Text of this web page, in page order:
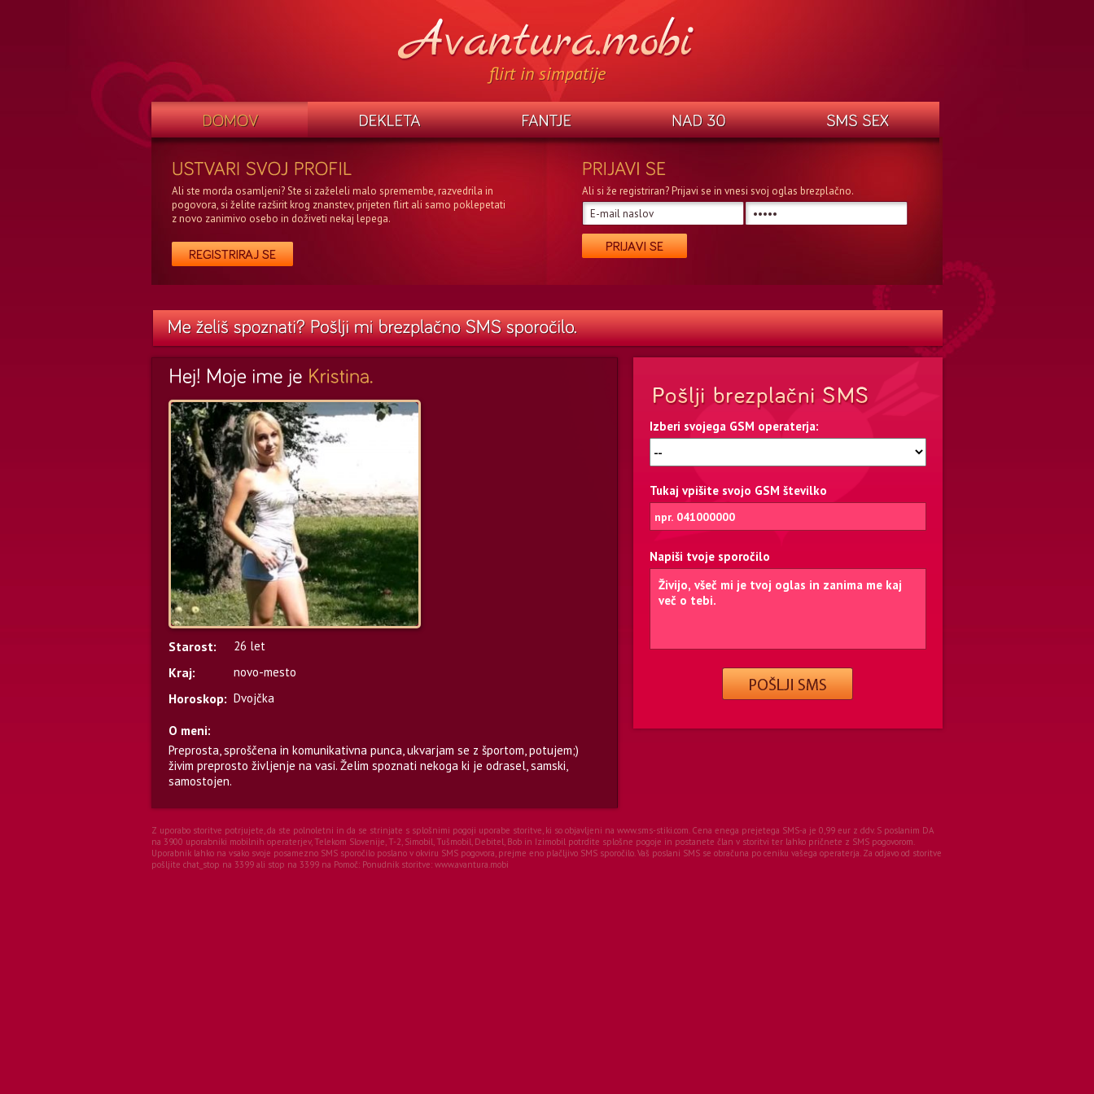
flirt in simpatije
Ali ste morda osamljeni? Ste si zaželeli malo spremembe, razvedrila in
pogovora, si želite razširit krog znanstev, prijeten flirt ali samo poklepetati
z novo zanimivo osebo in doživeti nekaj lepega.
Ali si že registriran? Prijavi se in vnesi svoj oglas brezplačno.
Starost: 26 let
Kraj: novo-mesto
Horoskop: Dvojčka
O meni:
Preprosta, sproščena in komunikativna punca, ukvarjam se z športom, potujem;)
živim preprosto življenje na vasi. Želim spoznati nekoga ki je odrasel, samski,
samostojen.
Izberi svojega GSM operaterja:
Tukaj vpišite svojo GSM številko
Napiši tvoje sporočilo
Z uporabo storitve potrjujete, da ste polnoletni in da se strinjate s splošnimi pogoji uporabe storitve, ki so objavljeni na www.sms-stiki.com. Cena enega prejetega SMS-a je 0,99 eur z ddv. S poslanim DA
na 3900 uporabniki mobilnih operaterjev, Telekom Slovenije, T-2, Simobil, Tušmobil, Debitel, Bob in Izimobil potrdite splošne pogoje in postanete član v storitvi ter lahko pričnete z SMS pogovorom.
Uporabnik lahko na vsako svoje posamezno SMS sporočilo poslano v okviru SMS pogovora, prejme eno plačljivo SMS sporočilo. Vaš poslani SMS se obračuna po ceniku vašega operaterja. Za odjavo od storitve
pošljite chat_stop na 3399 ali stop na 3399 na Pomoč: Ponudnik storitve: www.avantura.mobi